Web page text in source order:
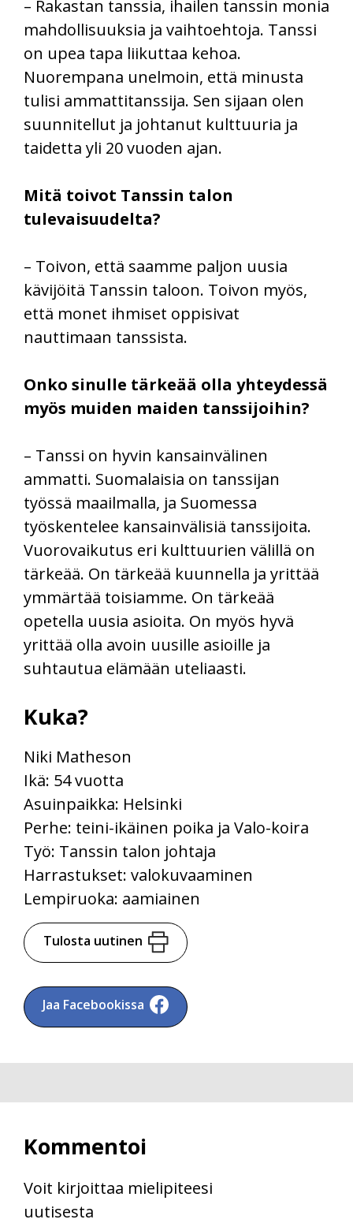
– Rakastan tanssia, ihailen tanssin monia
mahdollisuuksia ja vaihtoehtoja. Tanssi
on upea tapa liikuttaa kehoa.
Nuorempana unelmoin, että minusta
tulisi ammattitanssija. Sen sijaan olen
suunnitellut ja johtanut kulttuuria ja
taidetta yli 20 vuoden ajan.
Mitä toivot Tanssin talon
tulevaisuudelta?
– Toivon, että saamme paljon uusia
kävijöitä Tanssin taloon. Toivon myös,
että monet ihmiset oppisivat
nauttimaan tanssista.
Onko sinulle tärkeää olla yhteydessä
myös muiden maiden tanssijoihin?
– Tanssi on hyvin kansainvälinen
ammatti. Suomalaisia on tanssijan
työssä maailmalla, ja Suomessa
työskentelee kansainvälisiä tanssijoita.
Vuorovaikutus eri kulttuurien välillä on
tärkeää. On tärkeää kuunnella ja yrittää
ymmärtää toisiamme. On tärkeää
opetella uusia asioita. On myös hyvä
yrittää olla avoin uusille asioille ja
suhtautua elämään uteliaasti.
Kuka?
Niki Matheson
Ikä: 54 vuotta
Asuinpaikka: Helsinki
Perhe: teini-ikäinen poika ja Valo-koira
Työ: Tanssin talon johtaja
Harrastukset: valokuvaaminen
Lempiruoka: aamiainen
Tulosta uutinen
Jaa Facebookissa
Kommentoi
Voit kirjoittaa mielipiteesi
uutisesta